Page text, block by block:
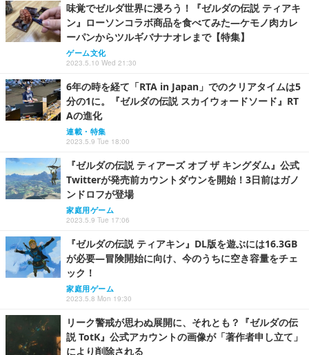
味覚でゼルダ世界に浸ろう！『ゼルダの伝説 ティアキ
ン』ローソンコラボ商品を食べてみた―ケモノ肉カレ
ーパンからツルギバナナオレまで【特集】
ゲーム文化
2023.5.10 Wed 21:30
6年の時を経て「RTA in Japan」でのクリアタイムは5
分の1に。『ゼルダの伝説 スカイウォードソード』RT
Aの進化
連載・特集
2023.5.9 Tue 18:00
『ゼルダの伝説 ティアーズ オブ ザ キングダム』公式
Twitterが発売前カウントダウンを開始！3日前はガノ
ンドロフが登場
家庭用ゲーム
2023.5.9 Tue 17:06
『ゼルダの伝説 ティアキン』DL版を遊ぶには16.3GB
が必要―冒険開始に向け、今のうちに空き容量をチェ
ック！
家庭用ゲーム
2023.5.8 Mon 19:30
リーク警戒が思わぬ展開に、それとも？『ゼルダの伝
説 TotK』公式アカウントの画像が「著作者申し立て」
により削除される